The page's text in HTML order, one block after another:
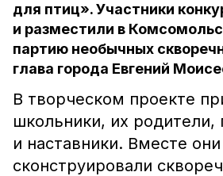
для птиц». Участники
и разместили в
партию необычных
глава города Евгений
В творческом проекте
школьники, их родители,
и наставники. Вместе
сконструировали